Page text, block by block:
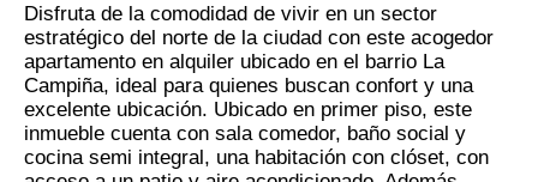
Disfruta de la comodidad de vivir en un sector
estratégico del norte de la ciudad con este acogedor
apartamento en alquiler ubicado en el barrio La
Campiña, ideal para quienes buscan confort y una
excelente ubicación. Ubicado en primer piso, este
inmueble cuenta con sala comedor, baño social y
cocina semi integral, una habitación con clóset, con